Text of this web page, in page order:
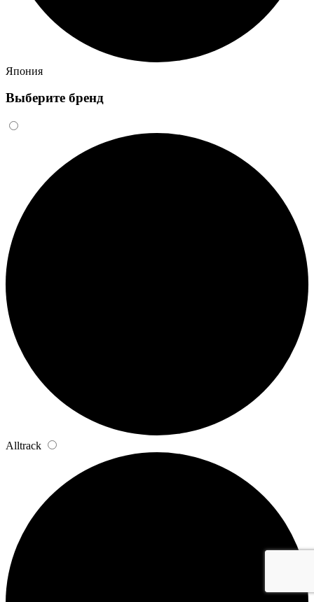
Япония
Выберите бренд
Alltrack